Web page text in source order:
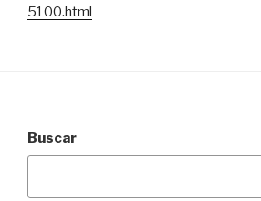
5100.html
Buscar